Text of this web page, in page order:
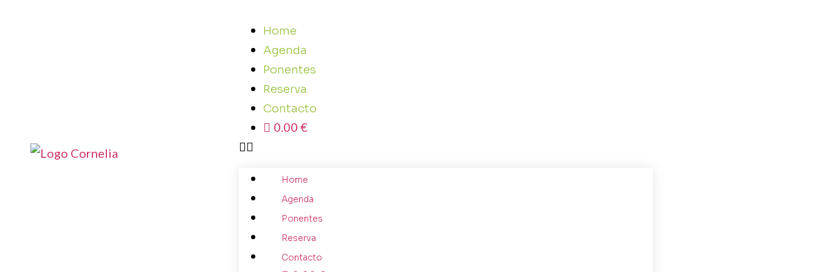
Home
Agenda
Ponentes
Reserva
Contacto
0.00 €
Home
Agenda
Ponentes
Reserva
Contacto